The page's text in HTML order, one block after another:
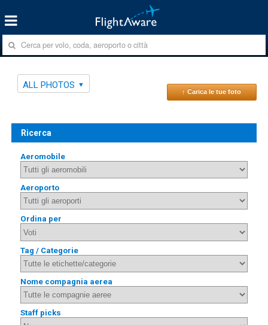
ALL PHOTOS
↑ Carica le tue foto
Ricerca
Aeromobile
Aeroporto
Ordina per
Tag / Categorie
Nome compagnia aerea
Staff picks